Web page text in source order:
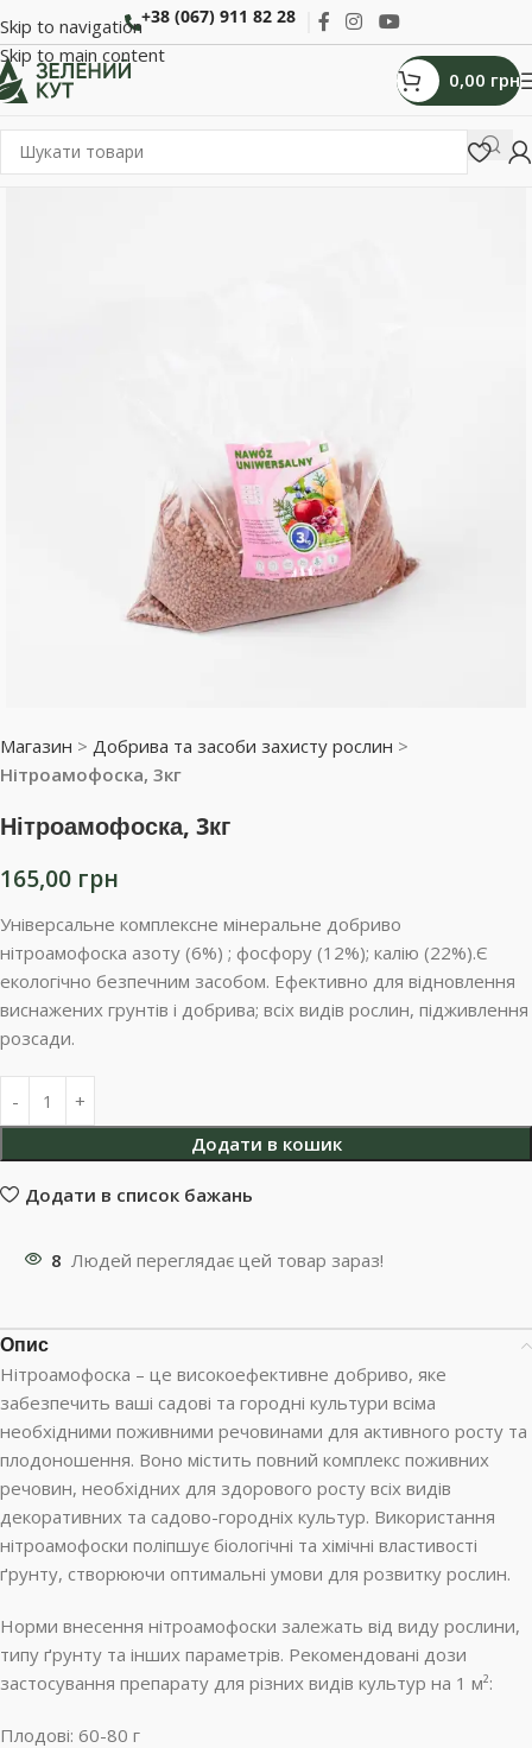
Skip to navigation
Skip to main content
+38 (067) 911 82 28
0,00 грн
Магазин > Добрива та засоби захисту рослин >
Нітроамофоска, 3кг
Нітроамофоска, 3кг
165,00 грн
Універсальне комплексне мінеральне добриво
нітроамофоска азоту (6%) ; фосфору (12%); калію (22%).Є
екологічно безпечним засобом. Ефективно для відновлення
виснажених грунтів і добрива; всіх видів рослин, підживлення
розсади.
Додати в кошик
Додати в список бажань
8 Людей переглядає цей товар зараз!
Опис
Нітроамофоска – це високоефективне добриво, яке
забезпечить ваші садові та городні культури всіма
необхідними поживними речовинами для активного росту та
плодоношення. Воно містить повний комплекс поживних
речовин, необхідних для здорового росту всіх видів
декоративних та садово-городніх культур. Використання
нітроамофоски поліпшує біологічні та хімічні властивості
ґрунту, створюючи оптимальні умови для розвитку рослин.
Норми внесення нітроамофоски залежать від виду рослини,
типу ґрунту та інших параметрів. Рекомендовані дози
застосування препарату для різних видів культур на 1 м²:
Плодові: 60-80 г